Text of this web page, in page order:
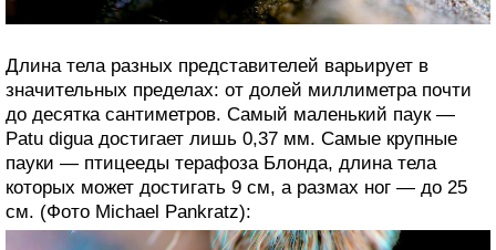
Длина тела разных представителей варьирует в
значительных пределах: от долей миллиметра почти
до десятка сантиметров. Самый маленький паук —
Patu digua достигает лишь 0,37 мм. Самые крупные
пауки — птицееды терафоза Блонда, длина тела
которых может достигать 9 см, а размах ног — до 25
см. (Фото Michael Pankratz):